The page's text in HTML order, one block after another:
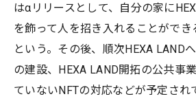
はαリリースとして、自分の家に
を飾って人を招き入れることがで
という。その後、順次HEXA LAND
の建設、HEXA LAND開拓の公共事
ていないNFTの対応などが予定され